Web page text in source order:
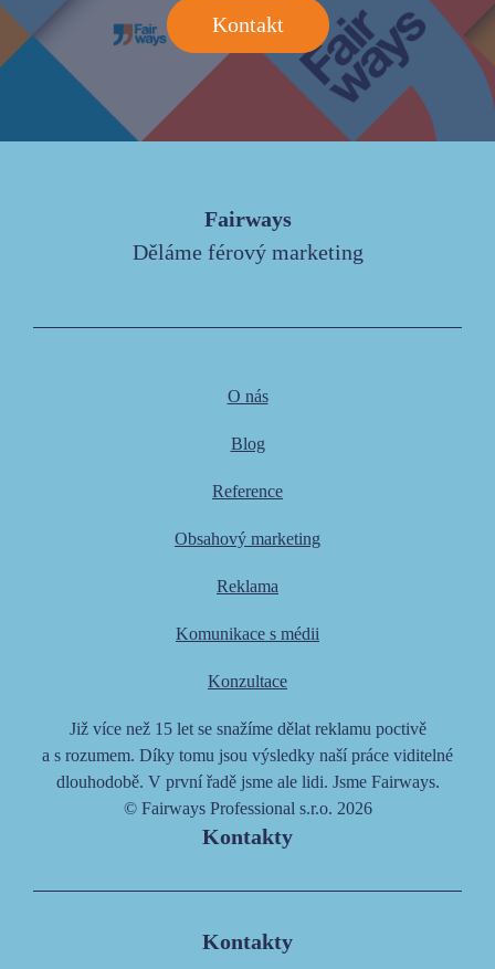
Kontakt
Fairways
Děláme férový marketing
O nás
Blog
Reference
Obsahový marketing
Reklama
Komunikace s médii
Konzultace
Již více než 15 let se snažíme dělat reklamu poctivě
a s rozumem. Díky tomu jsou výsledky naší práce viditelné
dlouhodobě. V první řadě jsme ale lidi. Jsme Fairways.
© Fairways Professional s.r.o. 2026
Kontakty
Kontakty